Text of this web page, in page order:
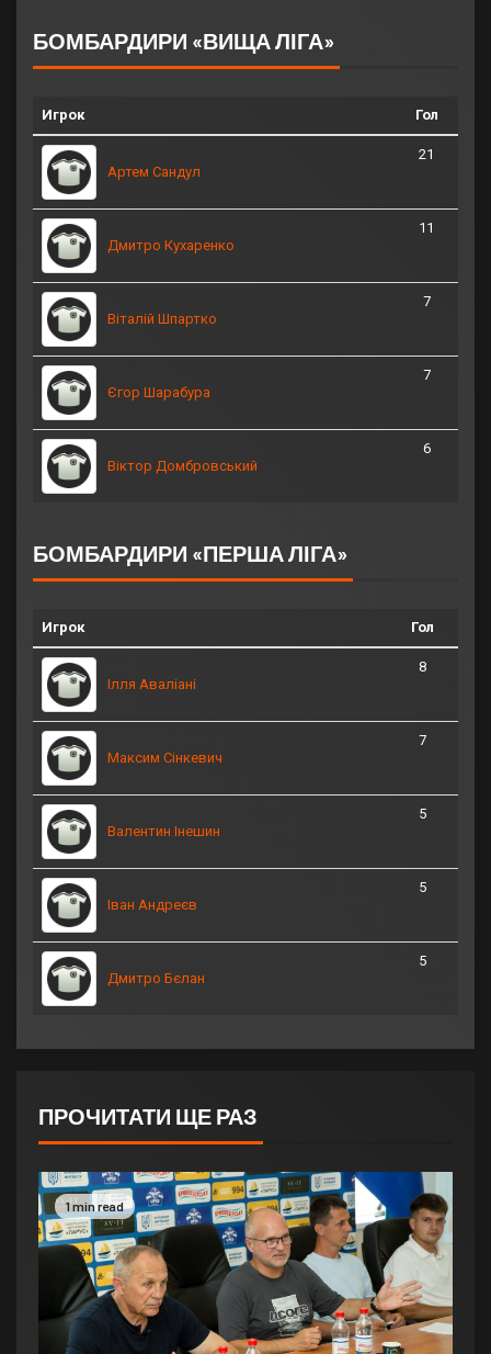
БОМБАРДИРИ «ВИЩА ЛІГА»
Игрок Гол
Артем Сандул
21
Дмитро Кухаренко
11
Віталій Шпартко
7
Єгор Шарабура
7
Віктор Домбровський
6
БОМБАРДИРИ «ПЕРША ЛІГА»
Игрок Гол
Ілля Аваліані
8
Максим Сінкевич
7
Валентин Інешин
5
Іван Андреєв
5
Дмитро Бєлан
5
ПРОЧИТАТИ ЩЕ РАЗ
1 min read